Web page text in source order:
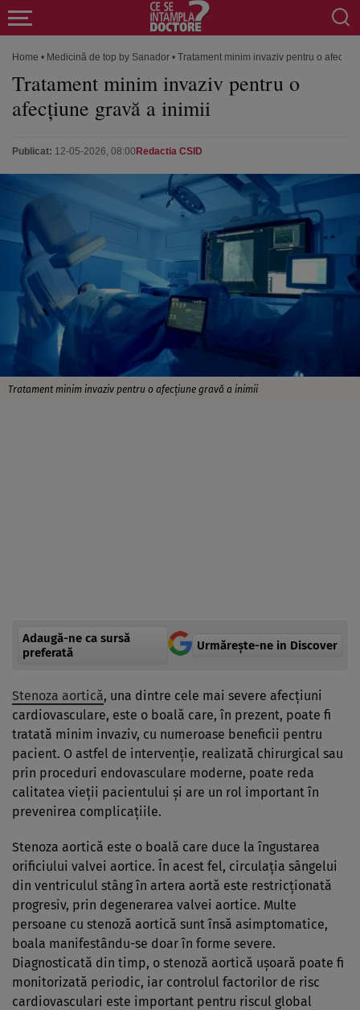
Home • Medicină de top by Sanador • Tratament minim invaziv pentru o
Tratament minim invaziv pentru o
afecțiune gravă a inimii
Publicat: 12-05-2026, 08:00 Redactia CSID
Tratament minim invaziv pentru o afecțiune gravă a inimii
Adaugă-ne ca sursă
preferată
Urmărește-ne in Discover
Stenoza aortică, una dintre cele mai severe afecțiuni
cardiovasculare, este o boală care, în prezent, poate fi
tratată minim invaziv, cu numeroase beneficii pentru
pacient. O astfel de intervenție, realizată chirurgical sau
prin proceduri endovasculare moderne, poate reda
calitatea vieții pacientului și are un rol important în
prevenirea complicațiile.
Stenoza aortică este o boală care duce la îngustarea
orificiului valvei aortice. În acest fel, circulația sângelui
din ventriculul stâng în artera aortă este restricționată
progresiv, prin degenerarea valvei aortice. Multe
persoane cu stenoză aortică sunt însă asimptomatice,
boala manifestându-se doar în forme severe.
Diagnosticată din timp, o stenoză aortică ușoară poate fi
monitorizată periodic, iar controlul factorilor de risc
cardiovasculari este important pentru riscul global